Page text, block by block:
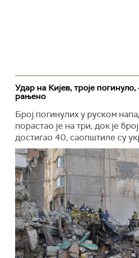
Удар на Кијев, троје погинуло,
рањено
Број погинулих у руском
порастао је на три, док је
достигао 40, саопштиле су
Државна служба за ванредне
је да је испод рушевина
Дарницком округу пронађено
жртве, чиме је укупан број
на три.
У току су операције потраге
погођеном делу града, док
настављају рашчишћавање
претрагу затрпаних објеката.